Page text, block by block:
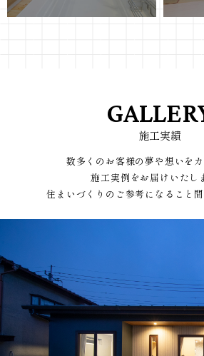
施工実績
数多くのお客様の夢や想いを
施工実例をお届けいたし
住まいづくりのご参考になること